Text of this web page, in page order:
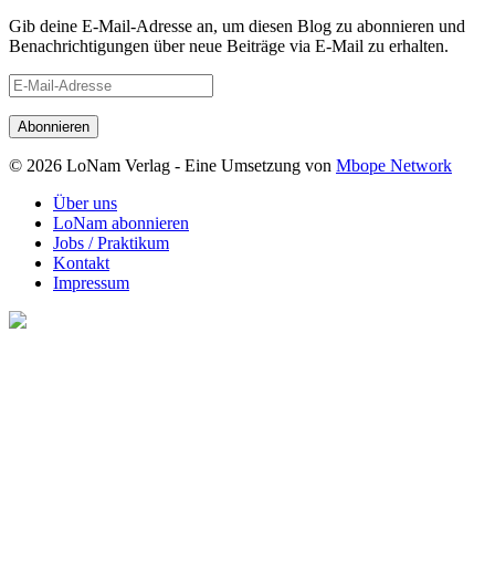
Gib deine E-Mail-Adresse an, um diesen Blog zu abonnieren und
Benachrichtigungen über neue Beiträge via E-Mail zu erhalten.
E-
Mail-
Adresse
© 2026 LoNam Verlag - Eine Umsetzung von Mbope Network
Über uns
LoNam abonnieren
Jobs / Praktikum
Kontakt
Impressum